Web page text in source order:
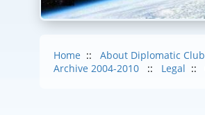
Home :: About Diplomatic Club
Archive 2004-2010
:: Legal ::